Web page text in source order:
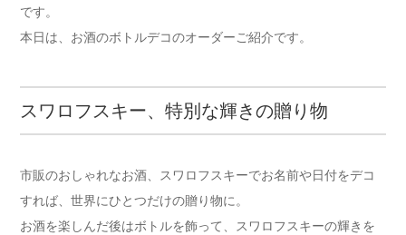
です。
本日は、お酒のボトルデコのオーダーご紹介です。
スワロフスキー、特別な輝きの贈り物
市販のおしゃれなお酒、スワロフスキーでお名前や日付をデコ
すれば、世界にひとつだけの贈り物に。
お酒を楽しんだ後はボトルを飾って、スワロフスキーの輝きを